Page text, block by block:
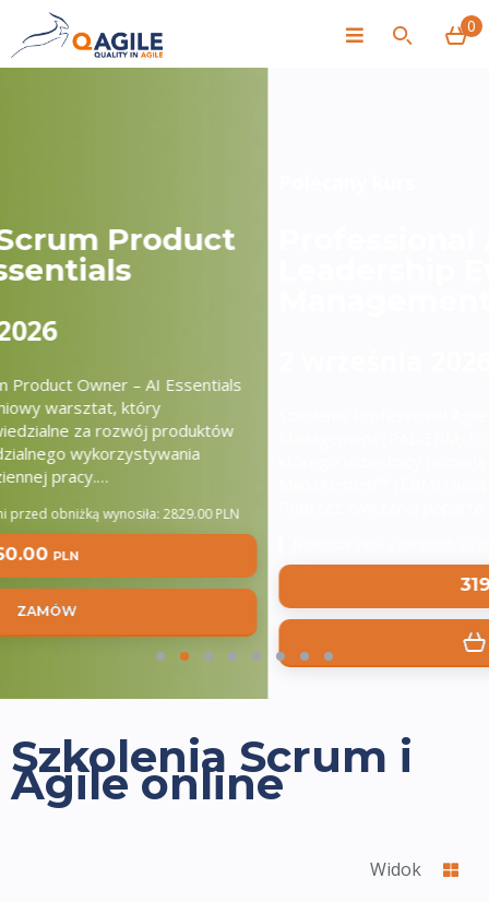
0
Professional Agile
Leadership Evidence-Based
Szkolenie Professional Agile Leadership™ – Evidence-Based
Management (PAL-EBM) to 1‑dniowy warsztat, podczas
którego uczestnicy poznają framework Evidence-Based
Management™ (EBM) i uczą się stosować go w praktyce.
Poprzez ćwiczenia poparte niezbędną…
Najniższa cena z ostatnich 30 dni przed obniżką wynosiła: 3567.00 PLN
3198.00
ZAMÓW
Szkolenia Scrum i
Agile online
Widok